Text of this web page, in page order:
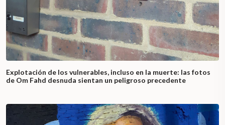
Explotación de los vulnerables, incluso en la muerte: las fotos
de Om Fahd desnuda sientan un peligroso precedente